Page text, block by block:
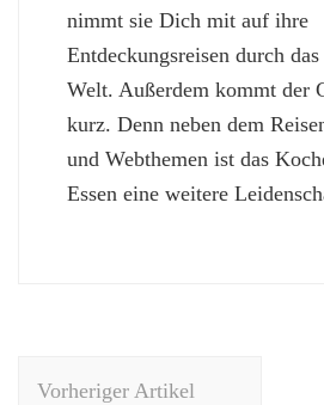
nimmt sie Dich mit auf ihre
Entdeckungsreisen durch
Welt. Außerdem kommt der
kurz. Denn neben dem
und Webthemen ist das
Essen eine weitere
Vorheriger Artikel